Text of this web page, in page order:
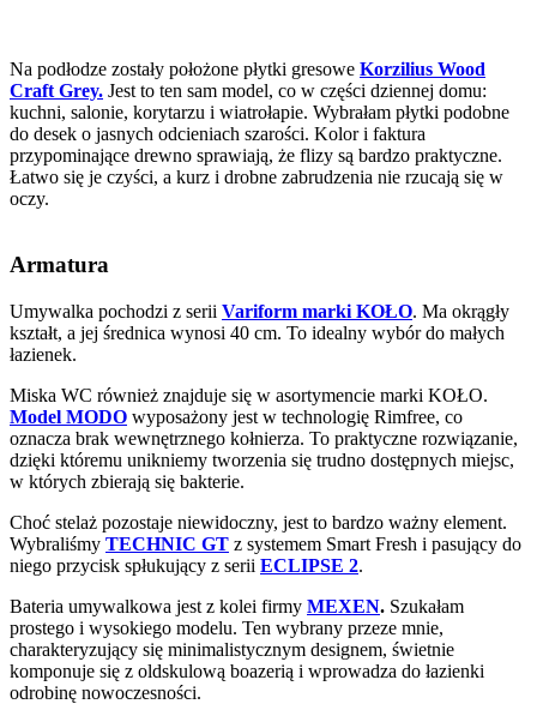
Na podłodze zostały położone płytki gresowe Korzilius Wood
Craft Grey. Jest to ten sam model, co w części dziennej domu:
kuchni, salonie, korytarzu i wiatrołapie. Wybrałam płytki podobne
do desek o jasnych odcieniach szarości. Kolor i faktura
przypominające drewno sprawiają, że flizy są bardzo praktyczne.
Łatwo się je czyści, a kurz i drobne zabrudzenia nie rzucają się w
oczy.
Armatura
Umywalka pochodzi z serii Variform marki KOŁO. Ma okrągły
kształt, a jej średnica wynosi 40 cm. To idealny wybór do małych
łazienek.
Miska WC również znajduje się w asortymencie marki KOŁO.
Model MODO wyposażony jest w technologię Rimfree, co
oznacza brak wewnętrznego kołnierza. To praktyczne rozwiązanie,
dzięki któremu unikniemy tworzenia się trudno dostępnych miejsc,
w których zbierają się bakterie.
Choć stelaż pozostaje niewidoczny, jest to bardzo ważny element.
Wybraliśmy TECHNIC GT z systemem Smart Fresh i pasujący do
niego przycisk spłukujący z serii ECLIPSE 2.
Bateria umywalkowa jest z kolei firmy MEXEN. Szukałam
prostego i wysokiego modelu. Ten wybrany przeze mnie,
charakteryzujący się minimalistycznym designem, świetnie
komponuje się z oldskulową boazerią i wprowadza do łazienki
odrobinę nowoczesności.